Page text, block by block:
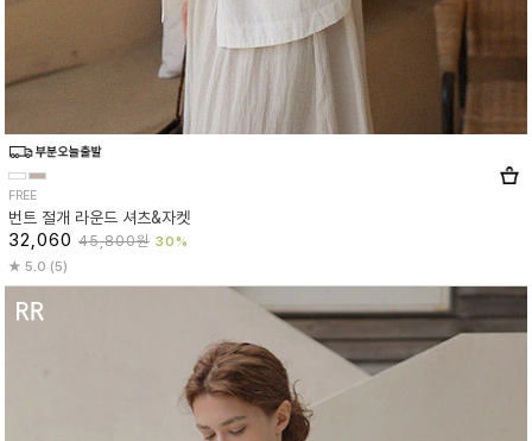
FREE
번트 절개 라운드 셔츠&자켓
32,060 45,800원 30%
5.0 (5)